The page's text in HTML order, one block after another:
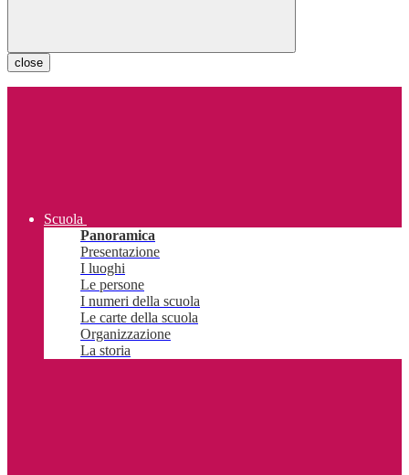
close
Scuola
Panoramica
Presentazione
I luoghi
Le persone
I numeri della scuola
Le carte della scuola
Organizzazione
La storia